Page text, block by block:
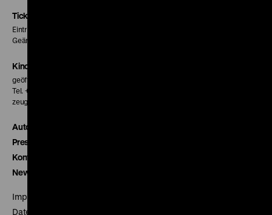
Tickets
Eintritt 5 €
Geänderte Preise sind im Programm vermerkt.
Kinokasse
geöffnet 30 Minuten vor Beginn der ersten Vorstellung
Tel. + 49 30 20304-770
zeughauskino@dhm.de
Autor*innen
Presse
Kontakt
Newsletter
Impressum
Datenschutz